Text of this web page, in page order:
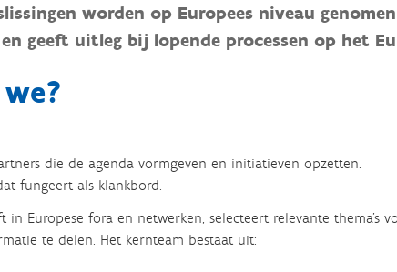
worden op Europees niveau
geeft uitleg bij lopende processen op het
die de agenda vormgeven en initiatieven opzetten.
fungeert als klankbord.
Europese fora en netwerken, selecteert relevante thema’s
te delen. Het kernteam bestaat uit: